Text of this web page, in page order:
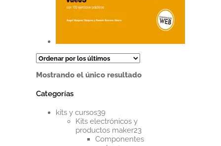
producto
múltiples
Las
se
pueden
elegir
Mostrando el único resultado
Categorías
kits y cursos3939
productos
Kits electrónicos y
productos maker2323
productos
Componentes